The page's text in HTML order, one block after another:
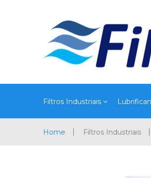
Filtros Industriais
Home Filtros Industriais